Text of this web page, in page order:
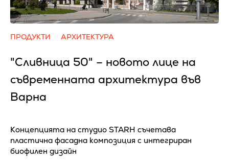
ПРОДУКТИ АРХИТЕКТУРА
"Сливница 50" – новото лице на
съвременната архитектура във
Варна
Концепцията на студио STARH съчетава
пластична фасадна композиция с интегриран
биофилен дизайн